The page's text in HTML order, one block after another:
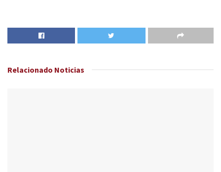
Relacionado Noticias